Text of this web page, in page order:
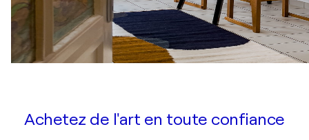
Achetez de l'art en toute confiance